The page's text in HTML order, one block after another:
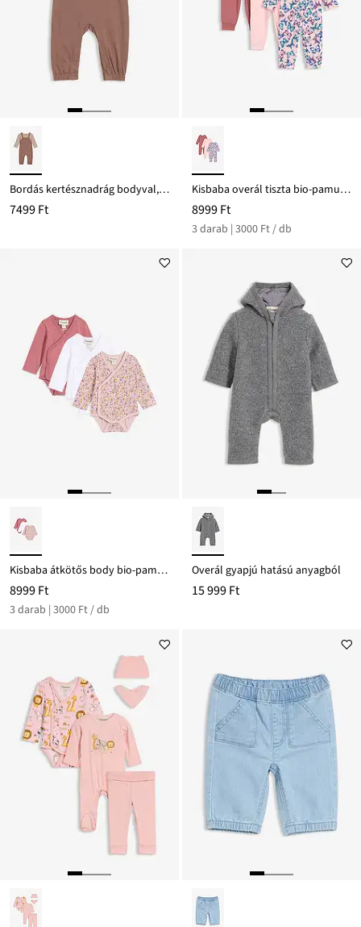
Bordás kertésznadrág bodyval, tiszta bio-pamutból (2-részes szett)
7499 Ft
Kisbaba overál tiszta bio-pamutból (3 db-os csomag)
8999 Ft
3 darab | 3000 Ft / db
Kisbaba átkötős body bio-pamutból (3 db-os csomag)
8999 Ft
3 darab | 3000 Ft / db
Overál gyapjú hatású anyagból
15 999 Ft